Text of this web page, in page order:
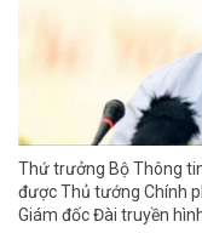
Thứ trưởng Bộ Thông
được Thủ tướng Chính
Giám đốc Đài truyền